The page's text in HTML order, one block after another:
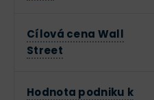
Cílová cena Wall
Street
Hodnota podniku k